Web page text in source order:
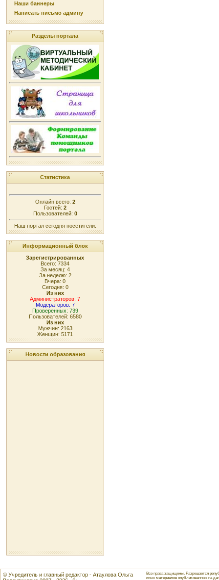
Наши баннеры
Написать письмо админу
Разделы портала
Статистика
Онлайн всего: 2
Гостей: 2
Пользователей: 0
Наш портал сегодня посетители:
Информационный блок
Зарегистрированных
Всего: 7334
За месяц: 4
За неделю: 2
Вчера: 0
Сегодня: 0
Из них
Администраторов: 7
Модераторов: 7
Проверенных: 739
Пользователей: 6580
Из них
Мужчин: 2163
Женщин: 5171
Новости образования
© Учредитель и главный редактор - Атаулова Ольга
Все права защищены. Разрешается
иных материалов опубликованных на